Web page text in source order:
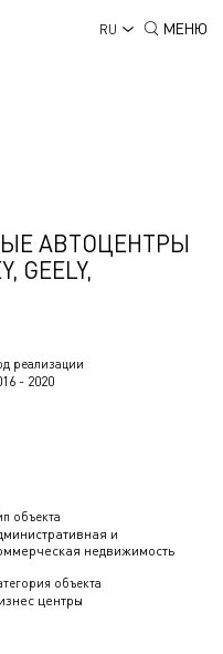
RU МЕНЮ
реализации
- 2020
объекта
и
недвижимость
объекта
центры
АВТОЦЕНТРЫ
GEELY,